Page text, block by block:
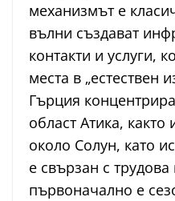
механизмът е
вълни създават
контакти и услуги,
места в „естествен
Гърция
област Атика,
около Солун, като
е свързан с
първоначално е